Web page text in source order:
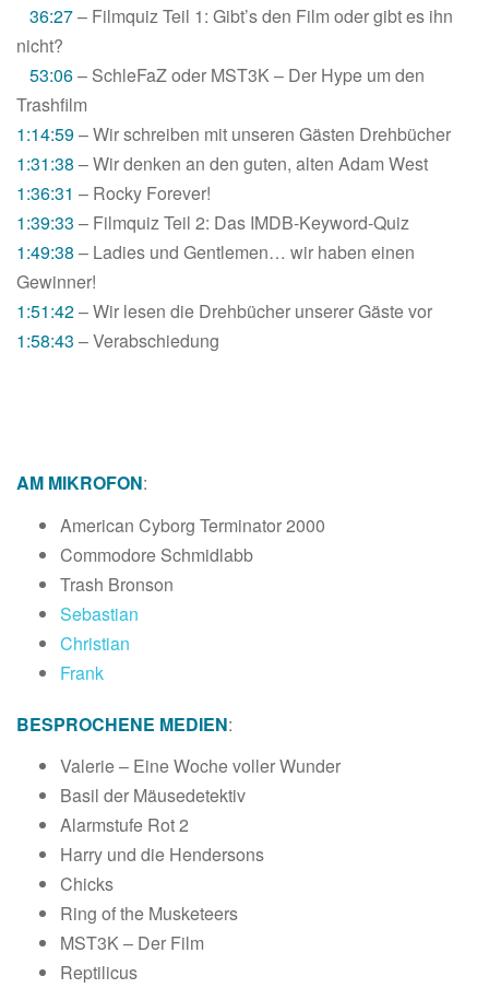
36:27– Filmquiz Teil 1: Gibt’s den Film oder gibt es ihn
nicht?
53:06– SchleFaZ oder MST3K – Der Hype um den
Trashfilm
1:14:59– Wir schreiben mit unseren Gästen Drehbücher
1:31:38 – Wir denken an den guten, alten Adam West
1:36:31 – Rocky Forever!
1:39:33 – Filmquiz Teil 2: Das IMDB-Keyword-Quiz
1:49:38 – Ladies und Gentlemen… wir haben einen
Gewinner!
1:51:42– Wir lesen die Drehbücher unserer Gäste vor
1:58:43 – Verabschiedung
AM MIKROFON:
American Cyborg Terminator 2000
Commodore Schmidlabb
Trash Bronson
Sebastian
Christian
Frank
BESPROCHENE MEDIEN:
Valerie – Eine Woche voller Wunder
Basil der Mäusedetektiv
Alarmstufe Rot 2
Harry und die Hendersons
Chicks
Ring of the Musketeers
MST3K – Der Film
Reptilicus